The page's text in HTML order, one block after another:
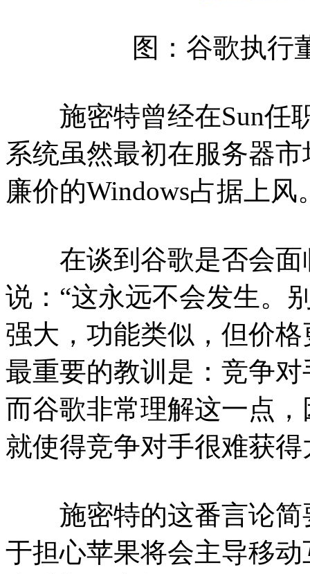
图：谷歌执行
施密特曾经在Sun任职
系统虽然最初在服务器
廉价的Windows占据上风
在谈到谷歌是否会面
说：“这永远不会发生。
强大，功能类似，但价
最重要的教训是：竞争
而谷歌非常理解这一点
就使得竞争对手很难获
施密特的这番言论简
于担心苹果将会主导移